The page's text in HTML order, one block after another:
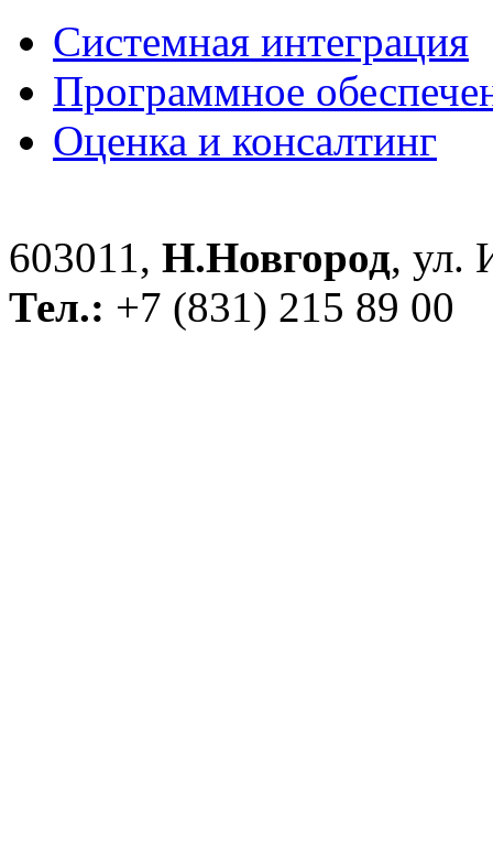
Системная интеграция
Программное
Оценка и консалтинг
603011, Н.Новгород, ул.
Тел.: +7 (831) 215 89 00